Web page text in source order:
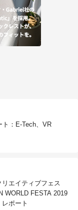
：E-Tech、VR
エイティブフェス
WORLD FESTA 2019
ポート